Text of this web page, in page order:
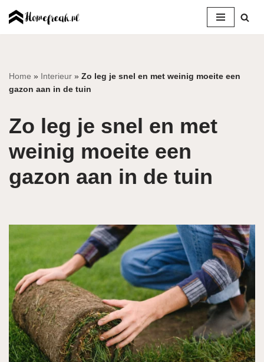
inhoud
Home » Interieur » Zo leg je snel en met weinig moeite een
gazon aan in de tuin
Zo leg je snel en met
weinig moeite een
gazon aan in de tuin